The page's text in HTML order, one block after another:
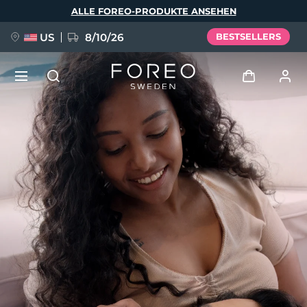
ALLE FOREO-PRODUKTE ANSEHEN
US 8/10/26 BESTSELLERS
Anmelden
Benutzerkonto
Meine Geräte
Meine Bestellungen
Meine Adressen
Meine Abonnements
NEU
FAQ™ Pure Beauty-Tech Elixir
BREAKING NEWS
issa™ Teeth Whitening Set
Sprache
English Deutsch
Español
Français
Italiano
Português
Polski
Svenska
Русский
Türkçe
简体中文 繁體中文